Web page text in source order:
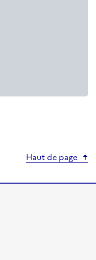
Haut de page